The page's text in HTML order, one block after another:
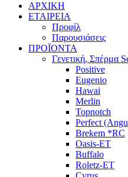
ΑΡΧΙΚΗ
ΕΤΑΙΡΕΙΑ
Προφίλ
Παρουσιάσεις
ΠΡΟΪΟΝΤΑ
Γενετική, Σπέρμα
Positive
Eugenio
Hawai
Merlin
Topnotch
Perfect
Brekem *RC
Oasis-ET
Buffalo
Roletz-ET